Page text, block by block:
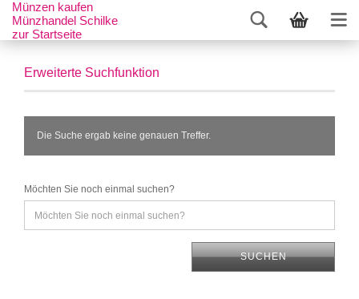
Münzen kaufen
Münzhandel Schilke
zur Startseite
Erweiterte Suchfunktion
Die Suche ergab keine genauen Treffer.
Möchten Sie noch einmal suchen?
SUCHEN